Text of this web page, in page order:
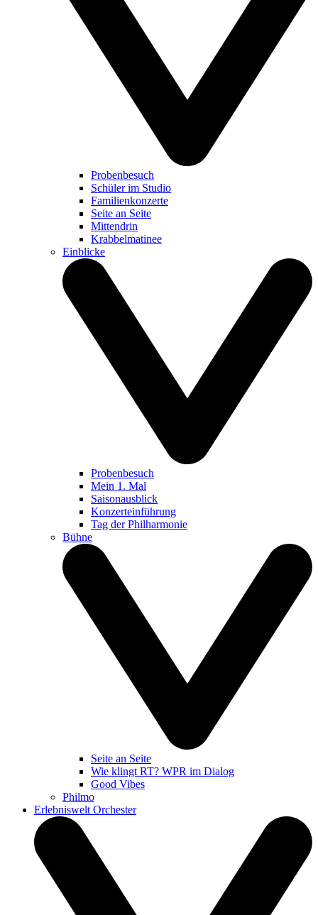
Probenbesuch
Schüler im Studio
Familienkonzerte
Seite an Seite
Mittendrin
Krabbelmatinee
Einblicke
Probenbesuch
Mein 1. Mal
Saisonausblick
Konzerteinführung
Tag der Philharmonie
Bühne
Seite an Seite
Wie klingt RT? WPR im Dialog
Good Vibes
Philmo
Erlebniswelt Orchester